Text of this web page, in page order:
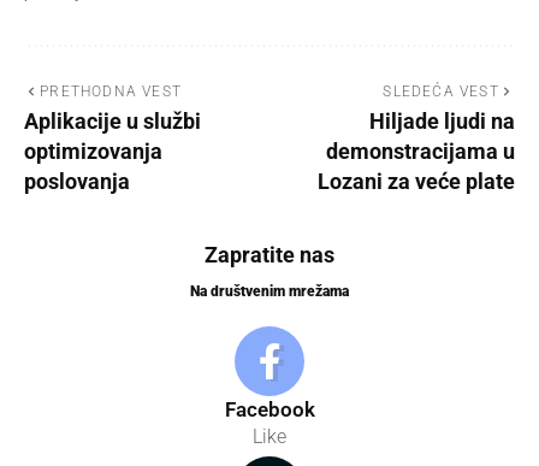
PRETHODNA VEST
Aplikacije u službi
optimizovanja
poslovanja
SLEDEĆA VEST
Hiljade ljudi na
demonstracijama u
Lozani za veće plate
Zapratite nas
Na društvenim mrežama
Facebook
Like